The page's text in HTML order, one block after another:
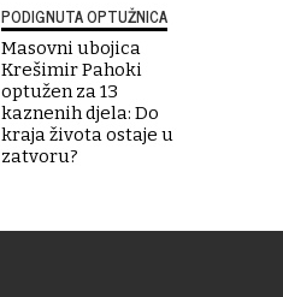
PODIGNUTA OPTUŽNICA
Masovni ubojica
Krešimir Pahoki
optužen za 13
kaznenih djela: Do
kraja života ostaje u
zatvoru?